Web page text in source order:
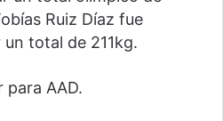
Ruiz Díaz fue
total de 211kg.
para AAD.